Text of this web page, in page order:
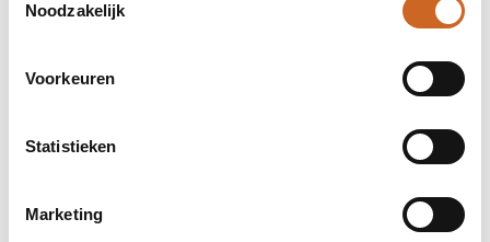
Noodzakelijk
Voorkeuren
Statistieken
Marketing